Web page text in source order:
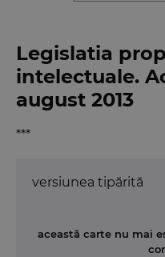
Legislatia
intelectuale.
august 2013
***
versiunea tipărită
această carte nu mai